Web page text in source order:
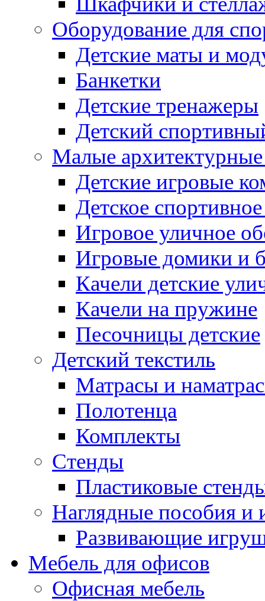
Оборудование для
Детские маты и
Банкетки
Детские тренажеры
Детский
Малые
Детские игровые
Детское
Игровое уличное
Игровые домики и
Качели детские
Качели на пружине
Песочницы детские
Детский текстиль
Матрасы и
Полотенца
Комплекты
Стенды
Пластиковые
Наглядные пособия и
Развивающие
Мебель для офисов
Офисная мебель